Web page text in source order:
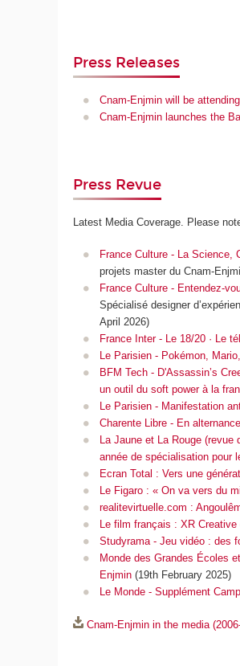
Press Releases
Cnam-Enjmin will be
Cnam-Enjmin launches the
Press Revue
Latest Media Coverage. Please
France Culture - La Science,
projets master du Cnam-
France Culture - Entendez-
Spécialisé designer
April 2026)
France Inter - Le 18/20 · Le
Le Parisien - Pokémon,
BFM Tech - D'Assassin’s
un outil du soft power à la
Le Parisien - Manifestation
Charente Libre - En
La Jaune et La Rouge
année de spécialisation pour
Ecran Total : Vers une
Le Figaro : « On va vers du
realitevirtuelle.com :
Le film français : XR
Studyrama - Jeu vidéo : des
Monde des Grandes Écoles
Enjmin(19th February 2025)
Le Monde - Supplément
Cnam-Enjmin in the media